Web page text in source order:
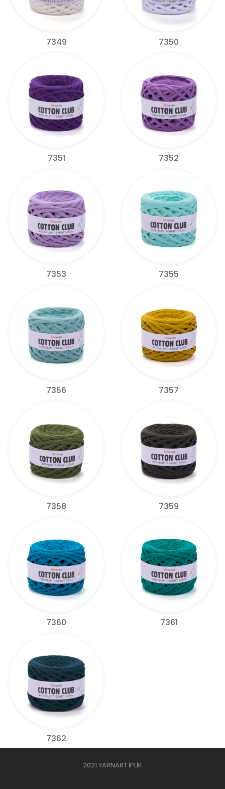
7349 7350
7351 7352
7353 7355
7356 7357
7358 7359
7360 7361
7362
2021 YARNART İPLİK